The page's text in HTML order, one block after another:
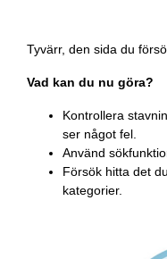
Tyvärr, den sida du
Vad kan du nu göra?
Kontrollera
ser något fel.
Använd
Försök hitta det
kategorier.